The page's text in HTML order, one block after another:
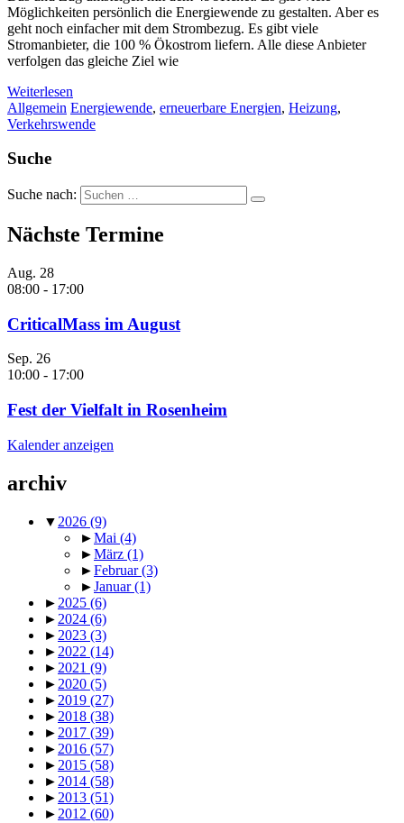
Möglichkeiten persönlich die Energiewende zu gestalten. Aber es
geht noch einfacher mit dem Strombezug. Es gibt viele
Stromanbieter, die 100 % Ökostrom liefern. Alle diese Anbieter
verfolgen das gleiche Ziel wie
Weiterlesen
Allgemein Energiewende, erneuerbare Energien, Heizung,
Verkehrswende
Suche
Suche nach:
Nächste Termine
Aug. 28
08:00 - 17:00
CriticalMass im August
Sep. 26
10:00 - 17:00
Fest der Vielfalt in Rosenheim
Kalender anzeigen
archiv
▼ 2026 (9)
►Mai (4)
►März (1)
►Februar(3)
►Januar(1)
► 2025 (6)
► 2024 (6)
► 2023 (3)
► 2022 (14)
► 2021 (9)
► 2020 (5)
► 2019 (27)
► 2018 (38)
► 2017 (39)
► 2016 (57)
► 2015 (58)
► 2014 (58)
► 2013 (51)
► 2012 (60)